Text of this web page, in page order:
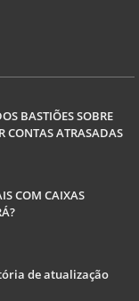
BASTIÕES SOBRE
CONTAS ATRASADAS
COM CAIXAS
de atualização